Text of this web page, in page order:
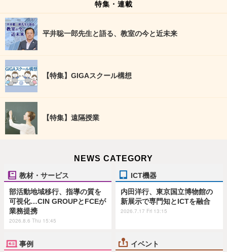
特集・連載
平井聡一郎先生と語る、教室の今と近未来
【特集】GIGAスクール構想
【特集】遠隔授業
NEWS CATEGORY
教材・サービス
部活動地域移行、指導の質を
可視化…CIN GROUPとFCEが
業務提携
2026.8.6 Thu 15:45
ICT機器
内田洋行、東京国立博物館の
新展示で専門知とICTを融合
2026.7.17 Fri 13:15
事例 イベント